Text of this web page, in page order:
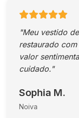
"Meu vestido
restaurado
valor
cuidado."
Sophia M.
Noiva